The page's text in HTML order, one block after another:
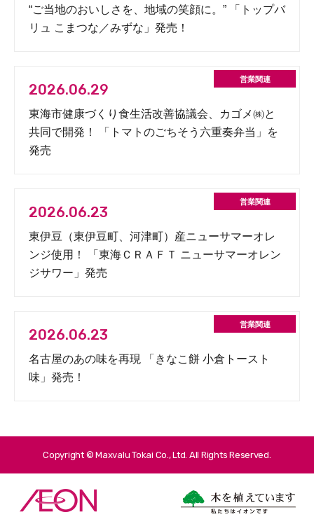
“ご当地のおいしさを、地域の笑顔に。” 「トップバ
リュ こまつな／みずな」発売！
2026.06.29
東海市健康づくり食生活改善協議会、カゴメ㈱と
共同で開発！ 「トマトのごちそう六重奏弁当」を
発売
2026.06.23
東伊豆（東伊豆町、河津町）産ニューサマーオレ
ンジ使用！ 「東海ＣＲＡＦＴ ニューサマーオレン
ジサワー」発売
2026.06.23
名古屋のあの味を再現 「きなこ餅 小倉トースト
味」発売！
Copyright © Maxvalu Tokai Co., Ltd. All Rights Reserved.